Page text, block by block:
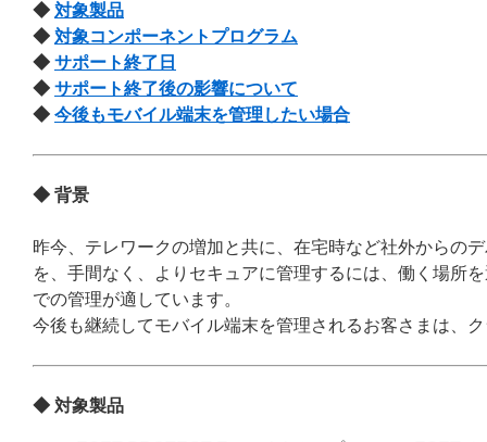
◆ 対象製品
◆ 対象コンポーネントプログラム
◆ サポート終了日
◆ サポート終了後の影響について
◆ 今後もモバイル端末を管理したい場合
◆ 背景
昨今、テレワークの増加と共に、在宅時など社外からの
を、手間なく、よりセキュアに管理するには、働く場所
での管理が適しています。
今後も継続してモバイル端末を管理されるお客さまは、
◆ 対象製品